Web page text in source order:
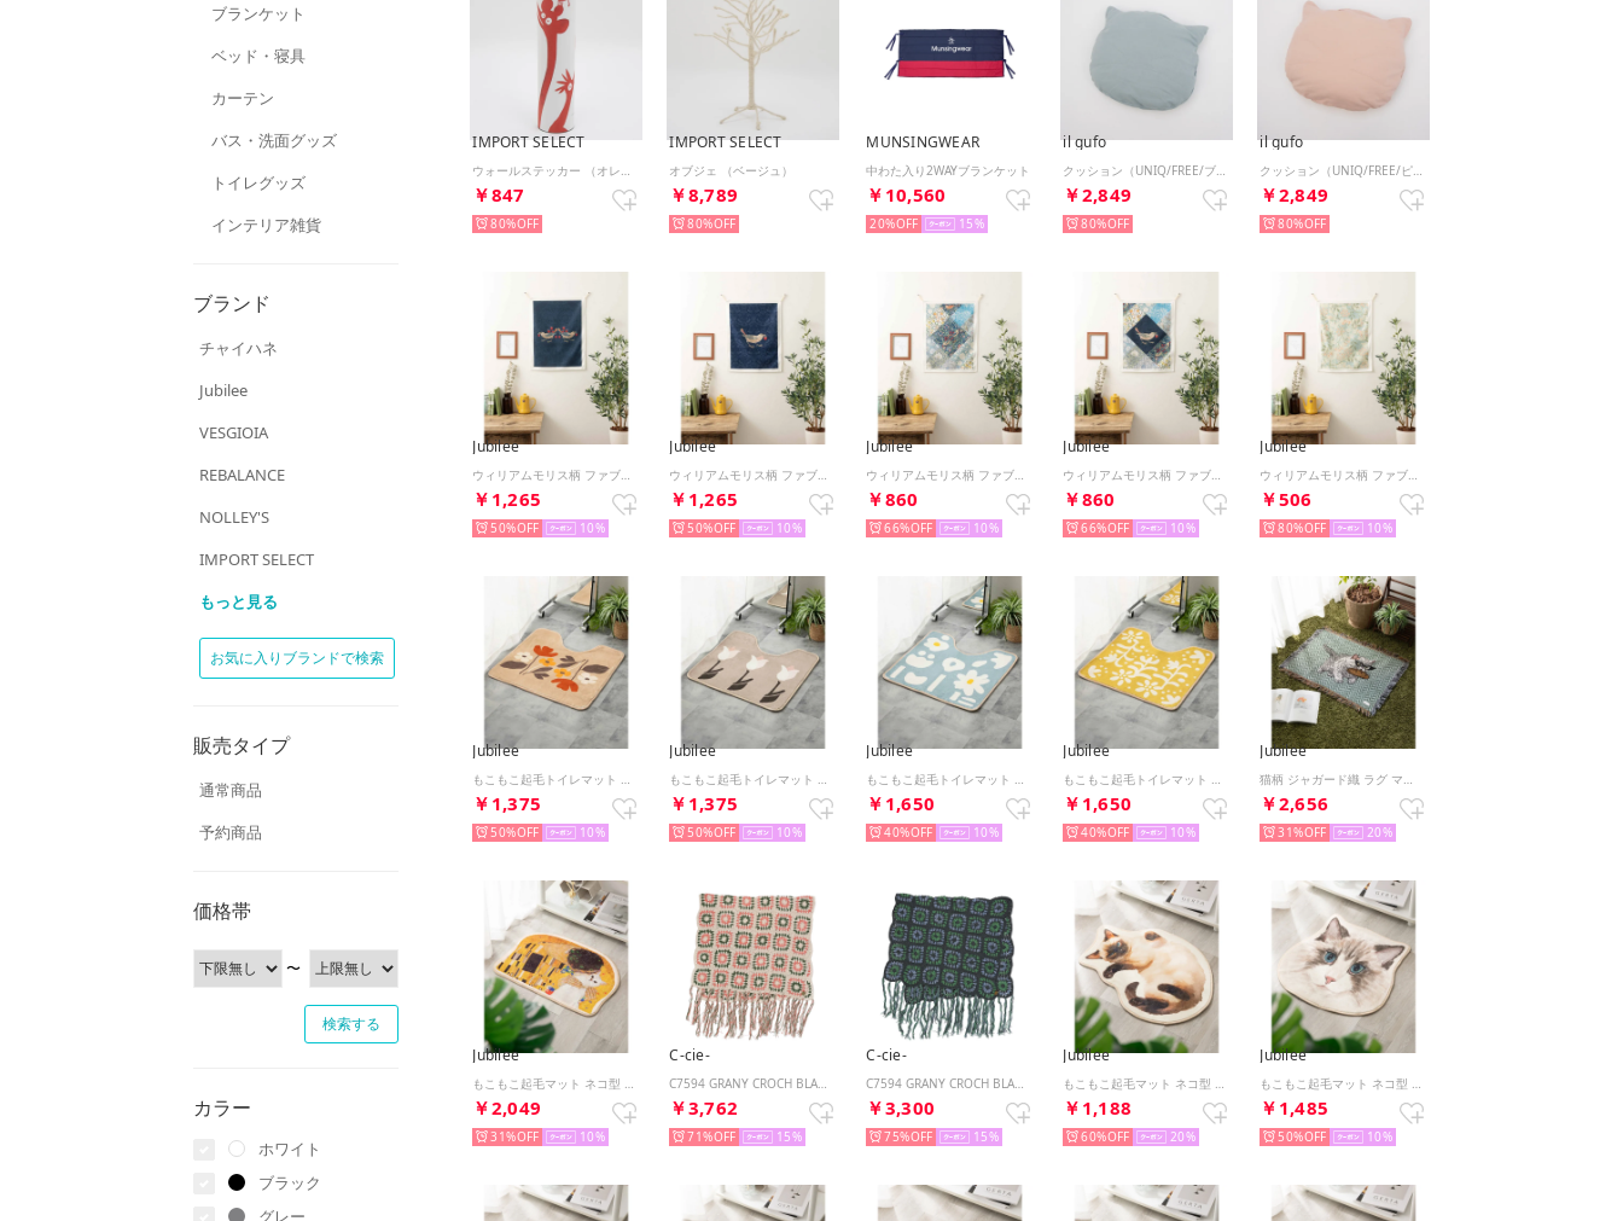
ブランケット
ベッド・寝具
カーテン
バス・洗面グッズ
トイレグッズ
インテリア雑貨
ブランド
チャイハネ
Jubilee
VESGIOIA
REBALANCE
NOLLEY'S
IMPORT SELECT
もっと見る
お気に入りブランドで検索
販売タイプ
通常商品
予約商品
価格帯
〜
カラー
ホワイト
ブラック
グレー
IMPORT SELECT
￥847
80%
IMPORT SELECT
オブジェ （ベージュ）
￥8,789
80%
MUNSINGWEAR
中わた入り2WAYブランケット
￥10,560
20% 15
il gufo
￥2,849
80%
il gufo
￥2,849
80%
Jubilee
￥1,265
50% 10
Jubilee
￥1,265
50% 10
Jubilee
￥860
66% 10
Jubilee
￥860
66% 10
Jubilee
￥506
80% 10
Jubilee
￥1,375
50% 10
Jubilee
￥1,375
50% 10
Jubilee
￥1,650
40% 10
Jubilee
￥1,650
40% 10
Jubilee
￥2,656
31% 20
Jubilee
￥2,049
31% 10
C-cie-
￥3,762
71% 15
C-cie-
￥3,300
75% 15
Jubilee
￥1,188
60% 20
Jubilee
￥1,485
50% 10